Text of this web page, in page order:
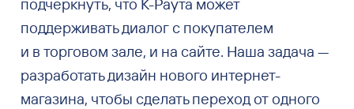
поддерживать диалог с покупателем
и в торговом зале, и на сайте. Наша задача —
разработать дизайн нового интернет-
магазина, чтобы сделать переход от одного